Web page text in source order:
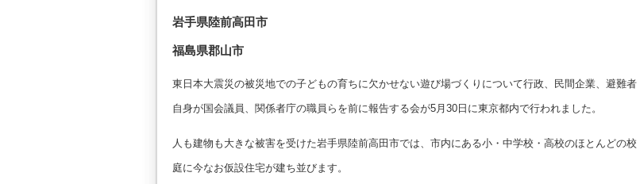
岩手県陸前高田市
福島県郡山市
東日本大震災の被災地での子どもの育ちに欠かせない遊び場づくりについて行政、民間企業、避難者
自身が国会議員、関係者庁の職員らを前に報告する会が5月30日に東京都内で行われました。
人も建物も大きな被害を受けた岩手県陸前高田市では、市内にある小・中学校・高校のほとんどの校
庭に今なお仮設住宅が建ち並びます。